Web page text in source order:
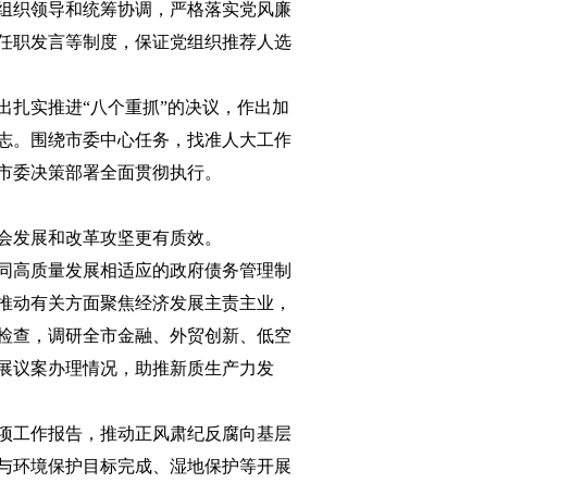
织领导和统筹协调，严格落实党风廉
职发言等制度，保证党组织推荐人选
实推进“八个重抓”的决议，作出加
。围绕市委中心任务，找准人大工作
决策部署全面贯彻执行。
展和改革攻坚更有质效。
高质量发展相适应的政府债务管理制
有关方面聚焦经济发展主责主业，
查，调研全市金融、外贸创新、低空
议案办理情况，助推新质生产力发
工作报告，推动正风肃纪反腐向基层
环境保护目标完成、湿地保护等开展